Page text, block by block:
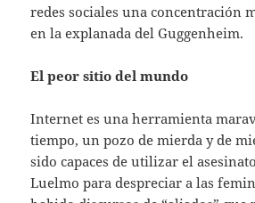
redes sociales una concentración
en la explanada del Guggenheim.
El peor sitio del mundo
Internet es una herramienta
tiempo, un pozo de mierda y de
sido capaces de utilizar el
Luelmo para despreciar a las